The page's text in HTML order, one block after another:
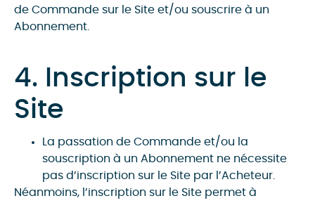
de Commande sur le Site et/ou souscrire à un
Abonnement.
4. Inscription sur le
Site
La passation de Commande et/ou la
souscription à un Abonnement ne nécessite
pas d’inscription sur le Site par l’Acheteur.
Néanmoins, l’inscription sur le Site permet à